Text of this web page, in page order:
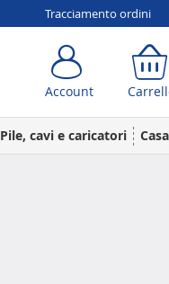
Tracciamento ordini
Account
Pile, cavi e caricatori
Account